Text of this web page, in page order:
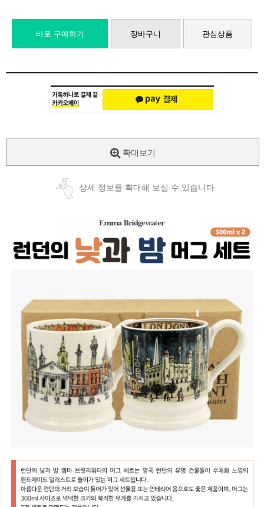
바로 구매하기 장바구니 관심상품
확대보기
상세 정보를 확대해 보실 수 있습니다